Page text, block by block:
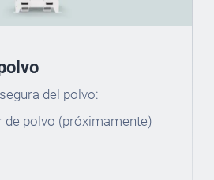
del polvo:
de polvo (próximamente)